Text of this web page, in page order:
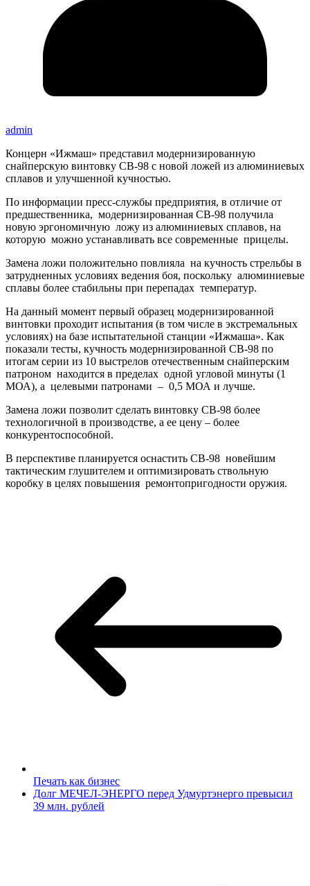
admin
Концерн «Ижмаш» представил модернизированную
снайперскую винтовку СВ-98 с новой ложей из алюминиевых
сплавов и улучшенной кучностью.
По информации пресс-службы предприятия, в отличие от
предшественника, модернизированная СВ-98 получила
новую эргономичную ложу из алюминиевых сплавов, на
которую можно устанавливать все современные прицелы.
Замена ложи положительно повлияла на кучность стрельбы в
затрудненных условиях ведения боя, поскольку алюминиевые
сплавы более стабильны при перепадах температур.
На данный момент первый образец модернизированной
винтовки проходит испытания (в том числе в экстремальных
условиях) на базе испытательной станции «Ижмаша». Как
показали тесты, кучность модернизированной СВ-98 по
итогам серии из 10 выстрелов отечественным снайперским
патроном находится в пределах одной угловой минуты (1
МОА), а целевыми патронами – 0,5 МОА и лучше.
Замена ложи позволит сделать винтовку СВ-98 более
технологичной в производстве, а ее цену – более
конкурентоспособной.
В перспективе планируется оснастить СВ-98 новейшим
тактическим глушителем и оптимизировать ствольную
коробку в целях повышения ремонтопригодности оружия.
Печать как бизнес
Долг МЕЧЕЛ-ЭНЕРГО перед Удмуртэнерго превысил
39 млн. рублей